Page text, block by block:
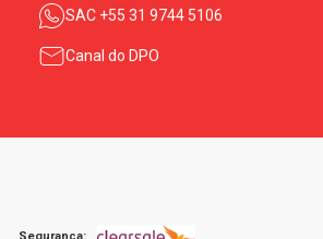
SAC +55 31 9744 5106
Canal do DPO
Segurança: